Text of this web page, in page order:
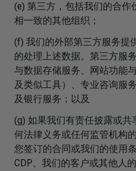
(e) 第三方，包括我们的合
相一致的其他组织；
(f) 我们的外部第三方服务提
的处理上述数据。第三方服
与数据存储服务、网站功能
及类似工具）、专业咨询服
及银行服务；以及
(g) 如果我们有责任披露或
何法律义务或任何监管机构
您签订的合同或我们的使用
CDP、我们的客户或其他人